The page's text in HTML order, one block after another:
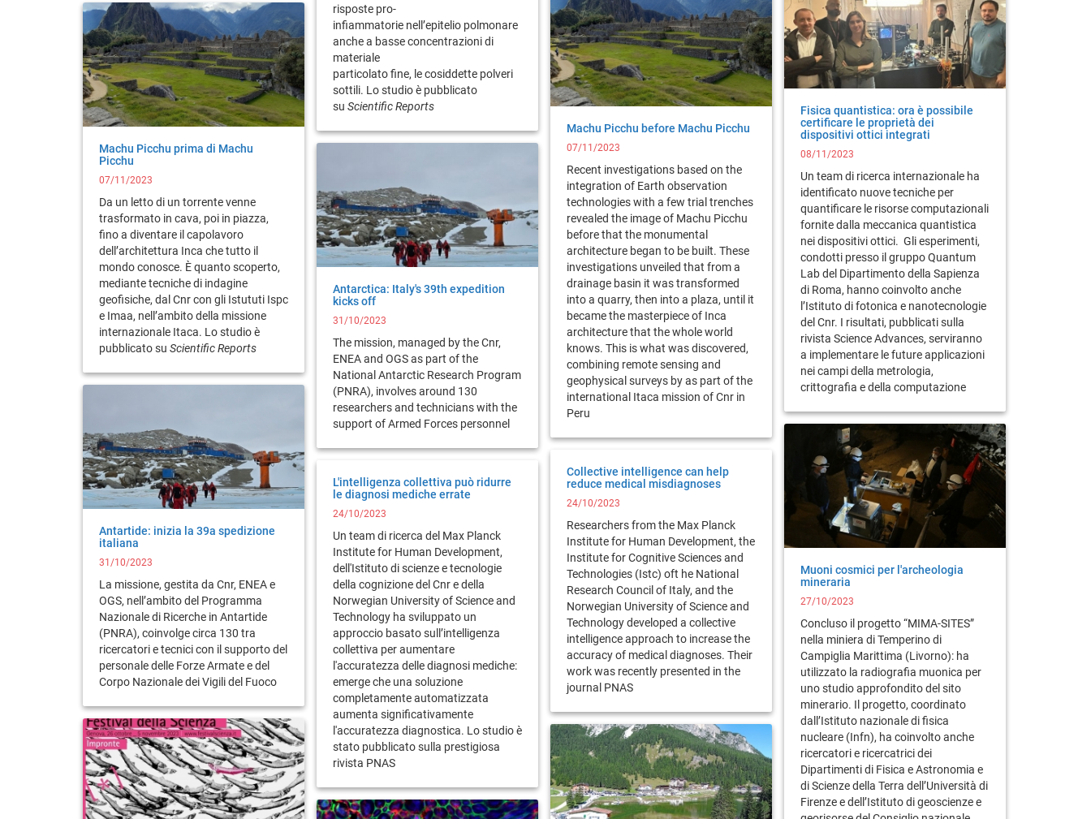
risposte pro-
infiammatorie nell’epitelio polmonare
anche a basse concentrazioni di
materiale
particolato fine, le cosiddette polveri
sottili. Lo studio è pubblicato
su Scientific Reports
Fisica quantistica: ora è possibile
certificare le proprietà dei
dispositivi ottici integrati
08/11/2023
Un team di ricerca internazionale ha
identificato nuove tecniche per
quantificare le risorse computazionali
fornite dalla meccanica quantistica
nei dispositivi ottici. Gli esperimenti,
condotti presso il gruppo Quantum
Lab del Dipartimento della Sapienza
di Roma, hanno coinvolto anche
l’Istituto di fotonica e nanotecnologie
del Cnr. I risultati, pubblicati sulla
rivista Science Advances, serviranno
a implementare le future applicazioni
nei campi della metrologia,
crittografia e della computazione
Machu Picchu before Machu Picchu
07/11/2023
Recent investigations based on the
integration of Earth observation
technologies with a few trial trenches
revealed the image of Machu Picchu
before that the monumental
architecture began to be built. These
investigations unveiled that from a
drainage basin it was transformed
into a quarry, then into a plaza, until it
became the masterpiece of Inca
architecture that the whole world
knows. This is what was discovered,
combining remote sensing and
geophysical surveys by as part of the
international Itaca mission of Cnr in
Peru
Machu Picchu prima di Machu
Picchu
07/11/2023
Da un letto di un torrente venne
trasformato in cava, poi in piazza,
fino a diventare il capolavoro
dell’architettura Inca che tutto il
mondo conosce. È quanto scoperto,
mediante tecniche di indagine
geofisiche, dal Cnr con gli Istututi Ispc
e Imaa, nell’ambito della missione
internazionale Itaca. Lo studio è
pubblicato su Scientific Reports
Antarctica: Italy's 39th expedition
kicks off
31/10/2023
The mission, managed by the Cnr,
ENEA and OGS as part of the
National Antarctic Research Program
(PNRA), involves around 130
researchers and technicians with the
support of Armed Forces personnel
Antartide: inizia la 39a spedizione
italiana
31/10/2023
La missione, gestita da Cnr, ENEA e
OGS, nell’ambito del Programma
Nazionale di Ricerche in Antartide
(PNRA), coinvolge circa 130 tra
ricercatori e tecnici con il supporto del
personale delle Forze Armate e del
Corpo Nazionale dei Vigili del Fuoco
Muoni cosmici per l'archeologia
mineraria
27/10/2023
Concluso il progetto “MIMA-SITES”
nella miniera di Temperino di
Campiglia Marittima (Livorno): ha
utilizzato la radiografia muonica per
uno studio approfondito del sito
minerario. Il progetto, coordinato
dall’Istituto nazionale di fisica
nucleare (Infn), ha coinvolto anche
ricercatori e ricercatrici dei
Dipartimenti di Fisica e Astronomia e
di Scienze della Terra dell’Università di
Firenze e dell’Istituto di geoscienze e
Collective intelligence can help
reduce medical misdiagnoses
24/10/2023
Researchers from the Max Planck
Institute for Human Development, the
Institute for Cognitive Sciences and
Technologies (Istc) oft he National
Research Council of Italy, and the
Norwegian University of Science and
Technology developed a collective
intelligence approach to increase the
accuracy of medical diagnoses. Their
work was recently presented in the
journal PNAS
L'intelligenza collettiva può ridurre
le diagnosi mediche errate
24/10/2023
Un team di ricerca del Max Planck
Institute for Human Development,
dell'Istituto di scienze e tecnologie
della cognizione del Cnr e della
Norwegian University of Science and
Technology ha sviluppato un
approccio basato sull’intelligenza
collettiva per aumentare
l'accuratezza delle diagnosi mediche:
emerge che una soluzione
completamente automatizzata
aumenta significativamente
l'accuratezza diagnostica. Lo studio è
stato pubblicato sulla prestigiosa
rivista PNAS